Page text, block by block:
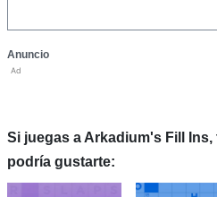
Anuncio
Ad
Si juegas a Arkadium's Fill Ins,
podría gustarte: